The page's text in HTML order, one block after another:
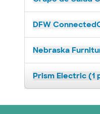
DFW
Nebraska
Prism Electric (1